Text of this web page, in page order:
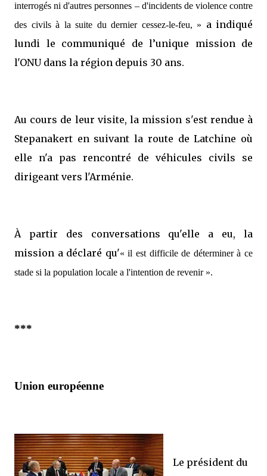
interrogés ni d'autres personnes – d'incidents de violence contre
des civils à la suite du dernier cessez-le-feu, » a indiqué
lundi le communiqué de l’unique mission de
l'ONU dans la région depuis 30 ans.
Au cours de leur visite, la mission s'est rendue à
Stepanakert en suivant la route de Latchine où
elle n'a pas rencontré de véhicules civils se
dirigeant vers l'Arménie.
À partir des conversations qu'elle a eu, la
mission a déclaré qu'« il est difficile de déterminer à ce
stade si la population locale a l'intention de revenir ».
***
Union européenne
Le président du